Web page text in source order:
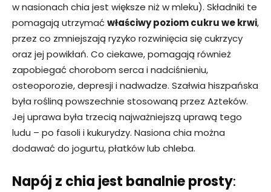
w nasionach chia jest większe niż w mleku). Składniki te
pomagają utrzymaćwłaściwy poziom cukru we krwi,
przez co zmniejszają ryzyko rozwinięcia się cukrzycy
oraz jej powikłań. Co ciekawe, pomagają również
zapobiegać chorobom serca i nadciśnieniu,
osteoporozie, depresji i nadwadze. Szałwia hiszpańska
była rośliną powszechnie stosowaną przez Azteków.
Jej uprawa była trzecią najważniejszą uprawą tego
ludu – po fasoli i kukurydzy. Nasiona chia można
dodawać do jogurtu, płatków lub chleba.
Napój z chia jest banalnie prosty: